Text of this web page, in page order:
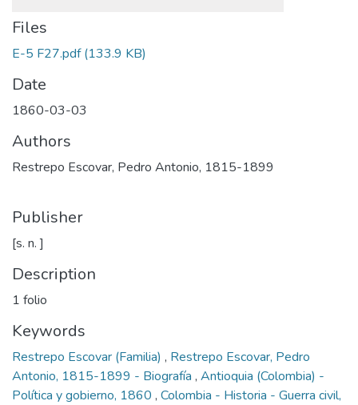
Files
E-5 F27.pdf(133.9 KB)
Date
1860-03-03
Authors
Restrepo Escovar, Pedro Antonio, 1815-1899
Publisher
[s. n. ]
Description
1 folio
Keywords
Restrepo Escovar (Familia) , Restrepo Escovar, Pedro
Antonio, 1815-1899 - Biografía , Antioquia (Colombia) -
Política y gobierno, 1860 , Colombia - Historia - Guerra civil,